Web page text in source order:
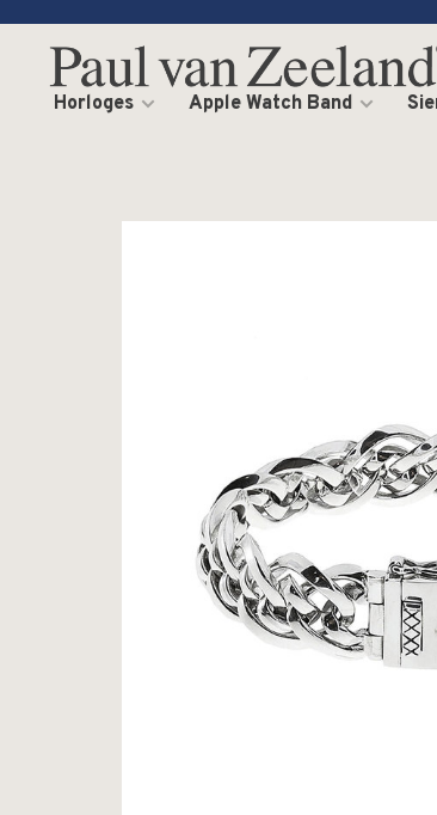
Horloges Apple Watch Band